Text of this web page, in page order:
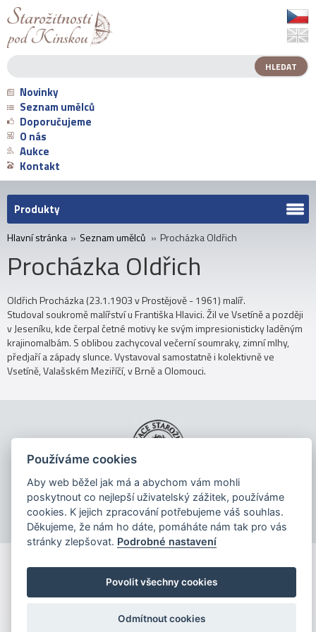
Novinky
Seznam umělců
Doporučujeme
O nás
Aukce
Kontakt
Produkty
Hlavní stránka » Seznam umělců » Procházka Oldřich
Procházka Oldřich
Oldřich Procházka (23.1.1903 v Prostějově - 1961) malíř.
Studoval soukromě malířství u Františka Hlavici. Žil ve Vsetíně a později
v Jeseníku, kde čerpal četné motivy ke svým impresionisticky laděným
krajinomalbám. S oblibou zachycoval večerní soumraky, zimní mlhy,
předjaří a západy slunce. Vystavoval samostatně i kolektivně ve
Vsetíně, Valašském Meziříčí, v Brně a Olomouci.
Copyright © 2026
Používáme cookies
Aby web běžel jak má a abychom vám mohli
poskytnout co nejlepší uživatelský zážitek, používáme
cookies. K jejich zpracování potřebujeme váš souhlas.
Děkujeme, že nám ho dáte, pomáháte nám tak pro vás
stránky zlepšovat. Podrobné nastavení
Povolit všechny cookies
Odmítnout cookies